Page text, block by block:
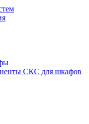
СКС для шкафов